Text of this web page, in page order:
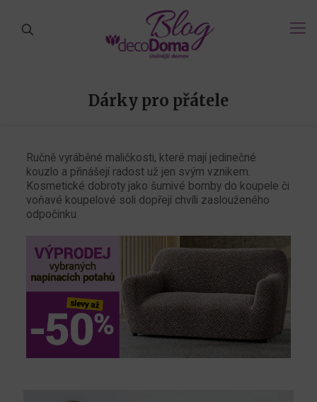
Dárky pro přátele
Ručně vyráběné maličkosti, které mají jedinečné
kouzlo a přinášejí radost už jen svým vznikem.
Kosmetické dobroty jako šumivé bomby do koupele či
voňavé koupelové soli dopřejí chvíli zaslouženého
odpočinku.